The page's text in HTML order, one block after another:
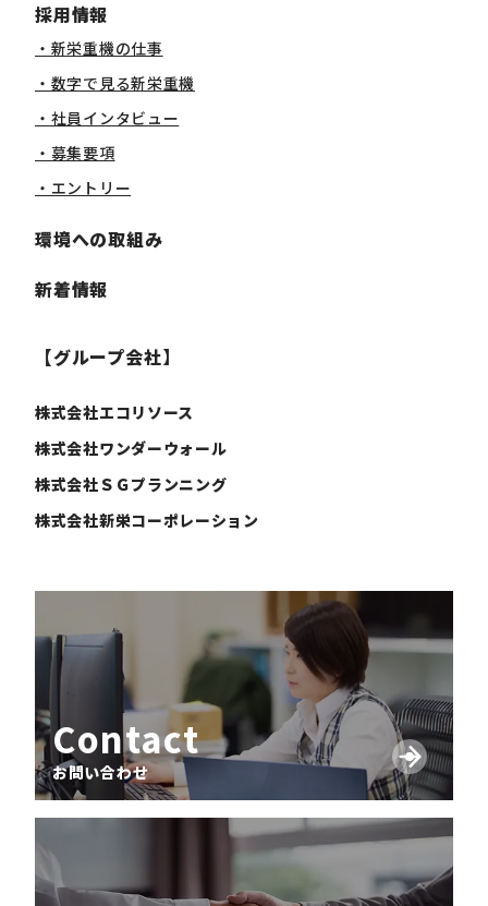
採用情報
・新栄重機の仕事
・数字で見る新栄重機
・社員インタビュー
・募集要項
・エントリー
環境への取組み
新着情報
【グループ会社】
株式会社エコリソース
株式会社ワンダーウォール
株式会社ＳＧプランニング
株式会社新栄コーポレーション
Contact
お問い合わせ